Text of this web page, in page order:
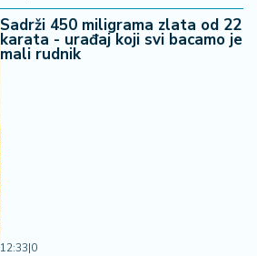
Sadrži 450 miligrama zlata od 22
karata - urađaj koji svi bacamo je
mali rudnik
12:33|0